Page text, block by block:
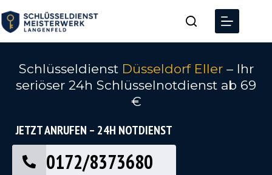
Schlüsseldienst Düsseldorf Eller – Ihr
seriöser 24h Schlüsselnotdienst ab 69
€
JETZT ANRUFEN – 24H NOTDIENST
0172/8373680